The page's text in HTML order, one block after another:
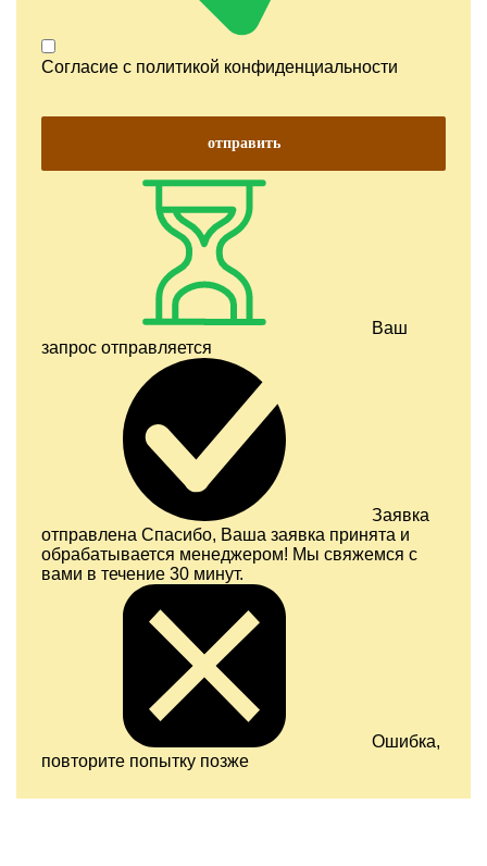
Согласие с политикой конфиденциальности
отправить
Ваш
запрос отправляется
Заявка
отправлена Спасибо, Ваша заявка принята и
обрабатывается менеджером! Мы свяжемся с
вами в течение 30 минут.
Ошибка,
повторите попытку позже